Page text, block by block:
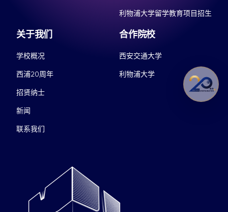
利物浦大学留学教育项目招生
关于我们
学校概况
西浦20周年
招贤纳士
新闻
联系我们
合作院校
西安交通大学
利物浦大学